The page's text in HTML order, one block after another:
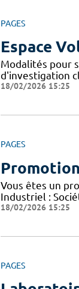
PAGES
Espace
Modalités pour
d'investigation
18/02/2026 15:25
PAGES
Vous êtes un
Industriel :
18/02/2026 15:25
PAGES